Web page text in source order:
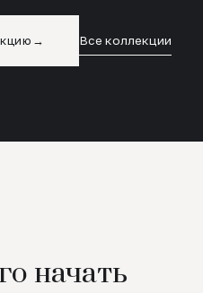
→ Все коллекции
начать